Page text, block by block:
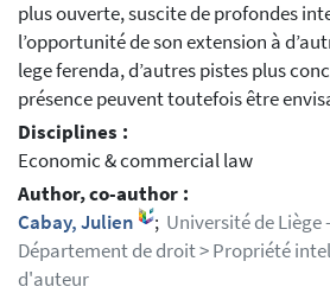
plus ouverte, suscite de profondes
l’opportunité de son extension à
lege ferenda, d’autres pistes plus
présence peuvent toutefois être
Disciplines :
Economic & commercial law
Author, co-author :
Cabay, Julien
; Université de Liège
Département de droit > Propriété
d'auteur